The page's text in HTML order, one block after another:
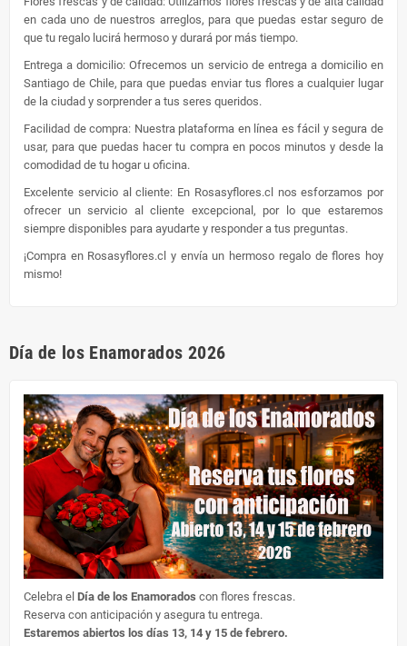
en cada uno de nuestros arreglos, para que puedas estar seguro de
que tu regalo lucirá hermoso y durará por más tiempo.
Entrega a domicilio: Ofrecemos un servicio de entrega a domicilio en
Santiago de Chile, para que puedas enviar tus flores a cualquier lugar
de la ciudad y sorprender a tus seres queridos.
Facilidad de compra: Nuestra plataforma en línea es fácil y segura de
usar, para que puedas hacer tu compra en pocos minutos y desde la
comodidad de tu hogar u oficina.
Excelente servicio al cliente: En Rosasyflores.cl nos esforzamos por
ofrecer un servicio al cliente excepcional, por lo que estaremos
siempre disponibles para ayudarte y responder a tus preguntas.
¡Compra en Rosasyflores.cl y envía un hermoso regalo de flores hoy
mismo!
Día de los Enamorados 2026
Celebra el Día de los Enamorados con flores frescas.
Reserva con anticipación y asegura tu entrega.
Estaremos abiertos los días 13, 14 y 15 de febrero.